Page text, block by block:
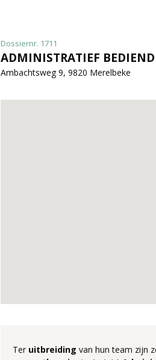
Dossiernr. 1711
ADMINISTRATIEF
Ambachtsweg 9, 9820 Merelbeke
Ter uitbreiding van hun team zijn